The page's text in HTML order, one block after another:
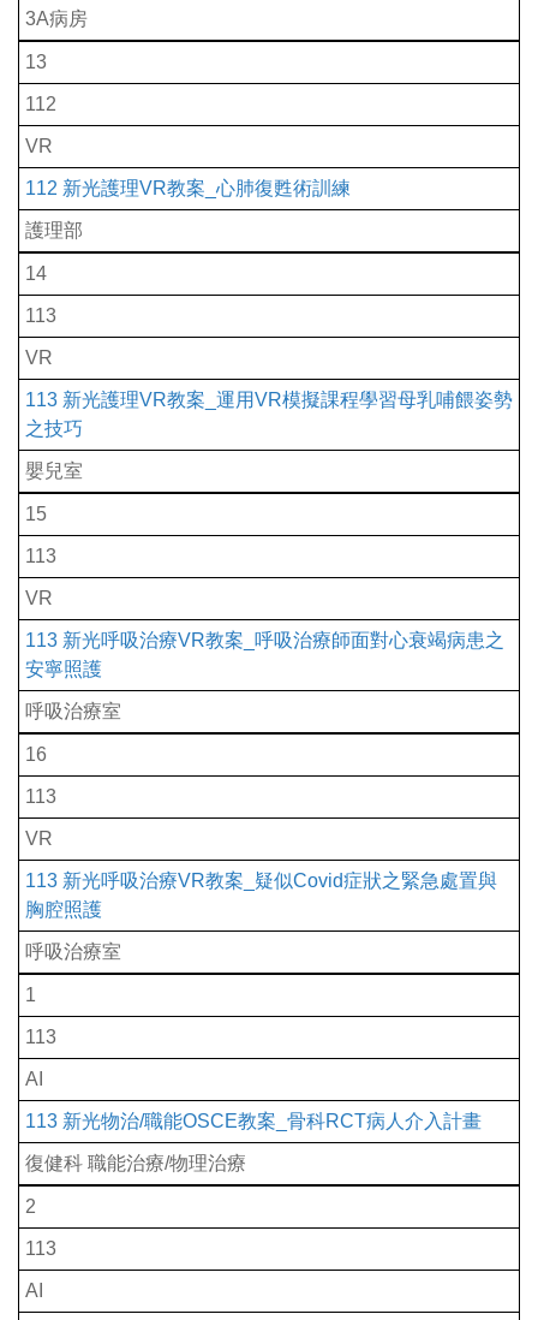
3A病房
13
112
VR
112 新光護理VR教案_心肺復甦術訓練
護理部
14
113
VR
113 新光護理VR教案_運用VR模擬課程學習母乳哺餵姿勢
之技巧
嬰兒室
15
113
VR
113 新光呼吸治療VR教案_呼吸治療師面對心衰竭病患之
安寧照護
呼吸治療室
16
113
VR
113 新光呼吸治療VR教案_疑似Covid症狀之緊急處置與
胸腔照護
呼吸治療室
1
113
AI
113 新光物治/職能OSCE教案_骨科RCT病人介入計畫
復健科 職能治療/物理治療
2
113
AI